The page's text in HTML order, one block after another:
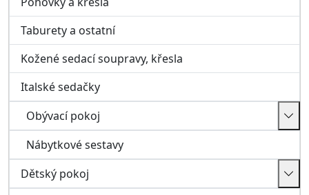
Ložnice
Nábytkové sestavy
Koupelna
Koupelnové sestavy
Kuchyně
Chodba a předsíň